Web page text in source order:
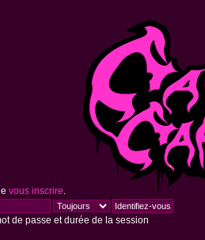
vous inscrire
de passe et durée de la session